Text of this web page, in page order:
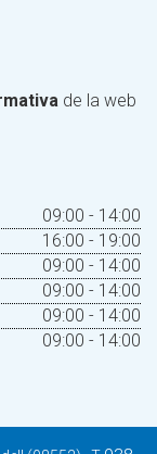
de la web
09:00 - 14:00
16:00 - 19:00
09:00 - 14:00
09:00 - 14:00
09:00 - 14:00
09:00 - 14:00